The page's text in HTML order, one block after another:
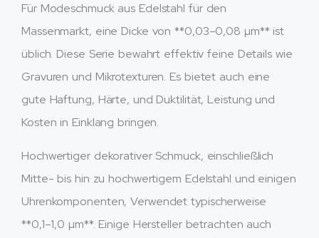
Für Modeschmuck aus Edelstahl für den
Massenmarkt, eine Dicke von **0,03–0,08 µm** ist
üblich. Diese Serie bewahrt effektiv feine Details wie
Gravuren und Mikrotexturen. Es bietet auch eine
gute Haftung, Härte, und Duktilität, Leistung und
Kosten in Einklang bringen.
Hochwertiger dekorativer Schmuck, einschließlich
Mitte- bis hin zu hochwertigem Edelstahl und einigen
Uhrenkomponenten, Verwendet typischerweise
**0,1–1,0 µm**. Einige Hersteller betrachten auch